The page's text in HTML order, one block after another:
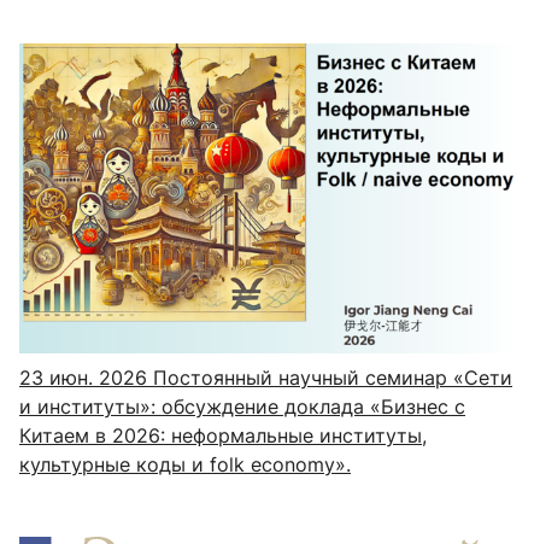
23 июн. 2026 Постоянный научный семинар «Сети
и институты»: обсуждение доклада «Бизнес с
Китаем в 2026: неформальные институты,
культурные коды и folk economy».